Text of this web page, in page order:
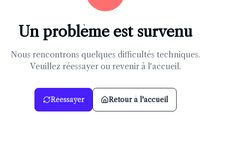
Un problème est survenu
Nous rencontrons quelques difficultés techniques.
Veuillez réessayer ou revenir à l'accueil.
Réessayer Retour à l'accueil